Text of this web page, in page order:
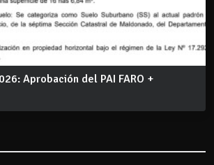
Aprobación del PAI FARO +